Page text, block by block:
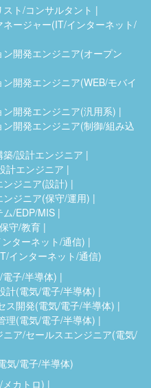
ト/コンサルタント
ネージャー(IT/インターネット/
開発エンジニア(オープン
開発エンジニア(WEB/モバイ
ン開発エンジニア(汎用系)
ン開発エンジニア(制御/組み込
/設計エンジニア
計エンジニア
ンジニア(設計)
ンジニア(保守/運用)
/EDP/MIS
守/教育
ターネット/通信)
インターネット/通信)
子/半導体)
計(電気/電子/半導体)
ス開発(電気/電子/半導体)
理(電気/電子/半導体)
ア/セールスエンジニア(電気/
気/電子/半導体)
カトロ)